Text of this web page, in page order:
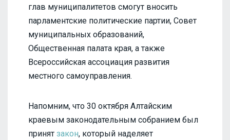
глав муниципалитетов смогут вносить
парламентские политические партии, Совет
муниципальных образований,
Общественная палата края, а также
Всероссийская ассоциация развития
местного самоуправления.
Напомним, что 30 октября Алтайским
краевым законодательным собранием был
принят закон, который наделяет